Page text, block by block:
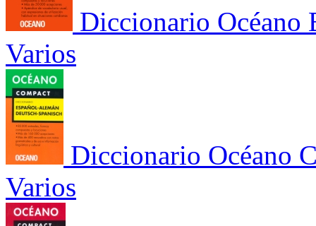
Diccionario Océano
Varios
Diccionario Océano
Varios